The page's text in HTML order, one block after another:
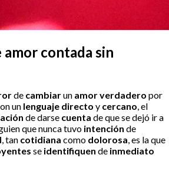
contada sin
de cambiarun amor verdadero por
un lenguaje directo y cercano , el
de darse cuenta de que se dejó ir a
que nunca tuvo intención de
, tan cotidiana como dolorosa , es la que
se identifiquen de inmediato